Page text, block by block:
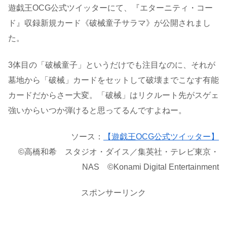
遊戯王OCG公式ツイッターにて、『エターニティ・コー
ド』収録新規カード《破械童子サラマ》が公開されまし
た。
3体目の「破械童子」というだけでも注目なのに、それが
墓地から「破械」カードをセットして破壊までこなす有能
カードだからさー大変。「破械」はリクルート先がスゲェ
強いからいつか弾けると思ってるんですよねー。
ソース：
【遊戯王OCG公式ツイッター】
©高橋和希 スタジオ・ダイス／集英社・テレビ東京・
NAS ©Konami Digital Entertainment
スポンサーリンク